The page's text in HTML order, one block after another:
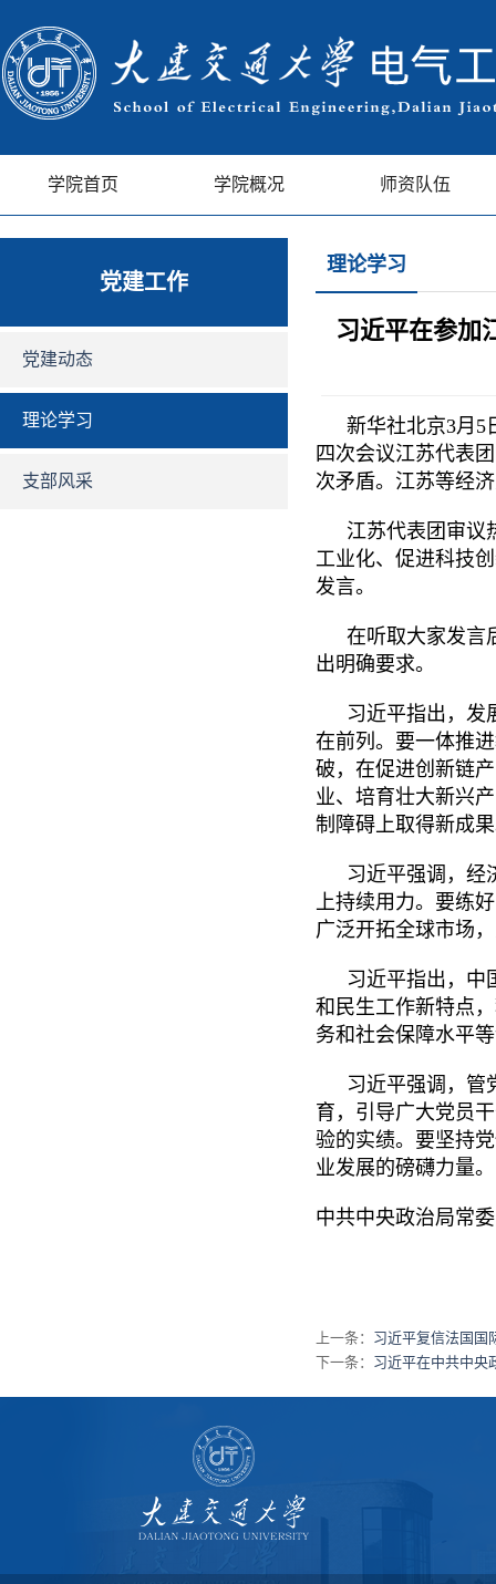
学院首页 学院概况 师资队伍
党建工作
党建动态
理论学习
支部风采
理论学习
习近平在参加
新华社北京3月 5
四次会议江苏代表
次矛盾。江苏等经
江苏代表团审议
工业化、促进科技
发言。
在听取大家发言
出明确要求。
习近平指出，发
在前列。要一体推
破，在促进创新链
业、培育壮大新兴
制障碍上取得新成
习近平强调，经
上持续用力。要练
广泛开拓全球市场
习近平指出，中
和民生工作新特点
务和社会保障水平
习近平强调，管
育，引导广大党员
验的实绩。要坚持
业发展的磅礴力量。
中共中央政治局常
上一条： 习近平复信法国国
下一条： 习近平在中共中央